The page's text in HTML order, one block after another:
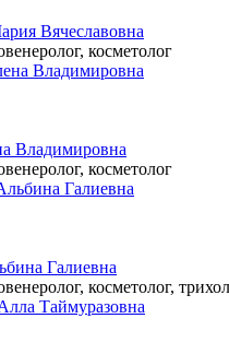
Вячеславовна
косметолог
Владимировна
косметолог
Галиевна
косметолог,